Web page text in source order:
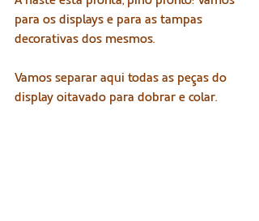
para os displays e para as tampas
decorativas dos mesmos.
Vamos separar aqui todas as peças do
display oitavado para dobrar e colar.